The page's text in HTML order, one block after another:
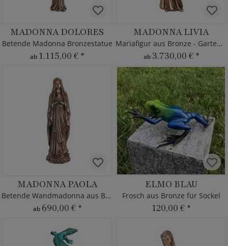
MADONNA DOLORES
Betende Madonna Bronzestatue
ab 1.115,00 € *
MADONNA LIVIA
Mariafigur aus Bronze - Gartenstatue
ab 3.730,00 € *
MADONNA PAOLA
Betende Wandmadonna aus Bronze
ab 690,00 € *
ELMO BLAU
Frosch aus Bronze für Sockel
120,00 € *